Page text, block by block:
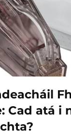
Cad atá i